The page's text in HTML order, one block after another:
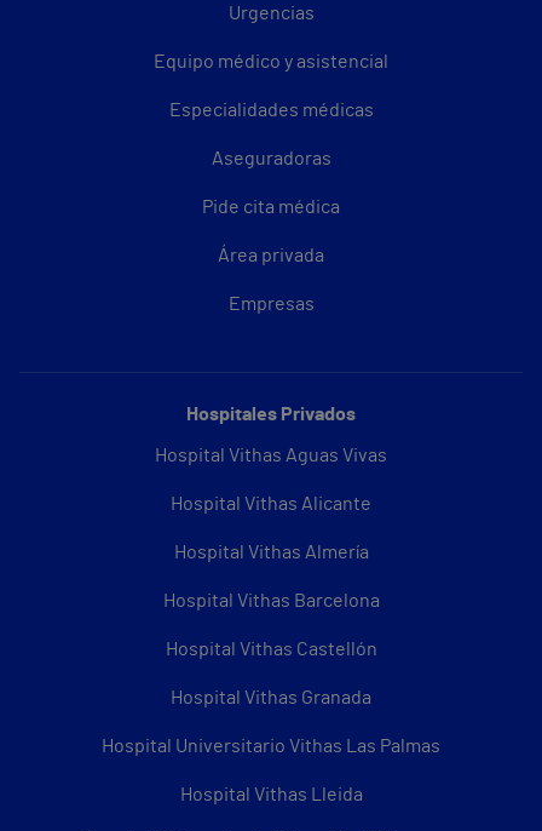
Urgencias
Equipo médico y asistencial
Especialidades médicas
Aseguradoras
Pide cita médica
Área privada
Empresas
Hospitales Privados
Hospital Vithas Aguas Vivas
Hospital Vithas Alicante
Hospital Vithas Almería
Hospital Vithas Barcelona
Hospital Vithas Castellón
Hospital Vithas Granada
Hospital Universitario Vithas Las Palmas
Hospital Vithas Lleida